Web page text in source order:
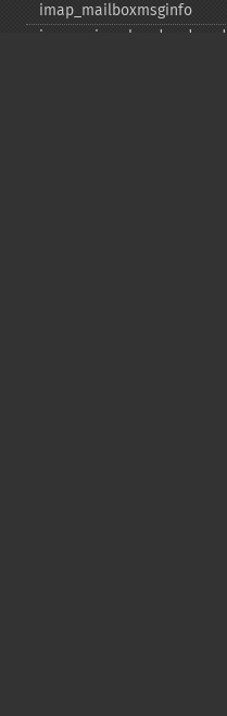
imap_​mailboxmsginfo
imap_​mime_​header_​decode